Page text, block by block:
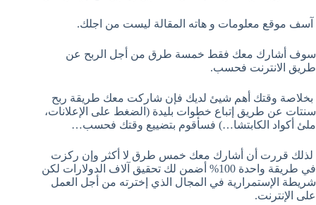
آسف موقع معلومات و هاته المقالة ليست من اجلك.
سوف أشارك معك فقط خمسة طرق من أجل الربح عن
طريق الانترنت فحسب.
بخلاصة وقتك أهم شيئ لديك فإن شاركت معك طريقة ربح
سنتات عن طريق إتباع خطوات بليدة (الضغط على الإعلانات،
ملئ أكواد الكابتشا…) فسأقوم بتضييع وقتك فحسب…
لذلك قررت أن أشارك معك خمس طرق لا أكثر وإن ركزت
في طريقة واحدة 100% أضمن لك تحقيق آلاف الدولارات لكن
شريطة الإستمرارية في المجال الذي إخترته من أجل العمل
على الإنترنت.